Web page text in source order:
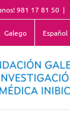
981 17 81 50 |
Galego Español